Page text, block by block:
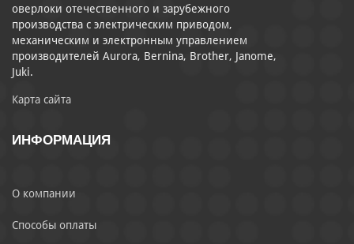
оверлоки отечественного и зарубежного
производства с электрическим приводом,
механическим и электронным управлением
производителей Aurora, Bernina, Brother, Janome,
Juki.
Карта сайта
ИНФОРМАЦИЯ
О компании
Способы оплаты